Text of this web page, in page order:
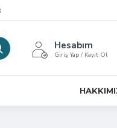
Hesabım
Giriş Yap / Kayıt Ol